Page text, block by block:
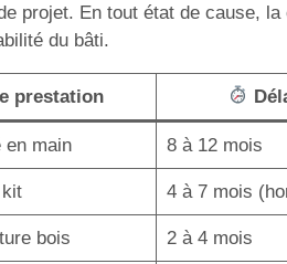
projet. En tout état de cause,
du bâti.
prestation
en main 8 à 12 mois
4 à 7 mois
bois 2 à 4 mois